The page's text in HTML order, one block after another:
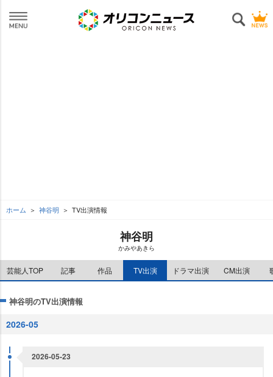
ホーム 神谷明 TV出演情報
神谷明
かみやあきら
芸能人TOP 記事 作品 TV出演 ドラマ出演 CM出演
神谷明のTV出演情報
2026-05
2026-05-23